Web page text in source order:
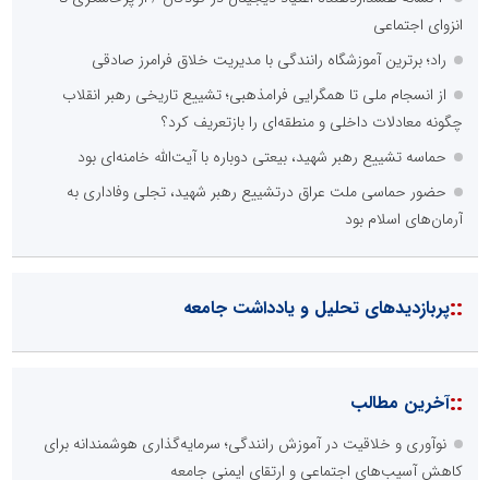
:: اخبار برگزیده در موتورهای جستجو
صورت‌های مالی سال ۱۴۰۴ کالبر در بوته رأی؛ پخش آنلاین مجمع برای
سهامداران در سراسر کشور
دکتر مرتضی پرهیزگار: نسخه نجات تعاون، شبکه سازی است، نه ادامه
راه قدیم
صنعت چوب؛ هنر، خلاقیت و اشتغال در کنار هم، که برای بقا نیازمند
پشتیبانی از کالای ایرانی است
اخبار زرد و واکنش های هیجانی باشید
نوآوری و یادگیری دیجیتال؛ کلید تحول در مدیریت مدارس فردا
توسعه ورزش‌های رزمی و ترویج هرچه بهتر رشته‌های ورزشی، در گرو
خلاقیت و نوآوری است